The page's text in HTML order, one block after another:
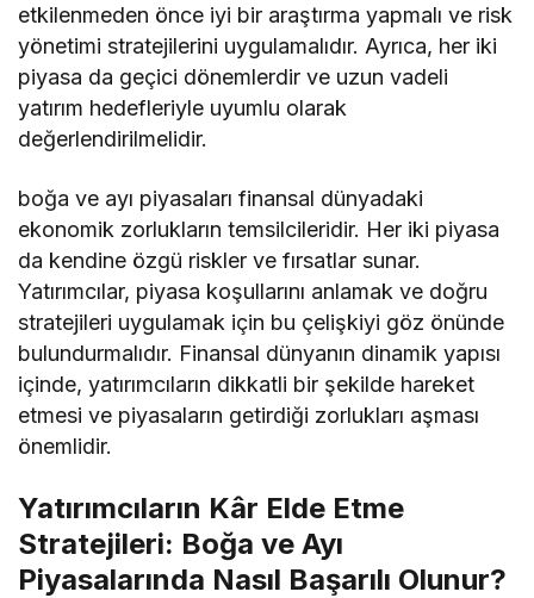
etkilenmeden önce iyi bir araştırma yapmalı ve risk
yönetimi stratejilerini uygulamalıdır. Ayrıca, her iki
piyasa da geçici dönemlerdir ve uzun vadeli
yatırım hedefleriyle uyumlu olarak
değerlendirilmelidir.
boğa ve ayı piyasaları finansal dünyadaki
ekonomik zorlukların temsilcileridir. Her iki piyasa
da kendine özgü riskler ve fırsatlar sunar.
Yatırımcılar, piyasa koşullarını anlamak ve doğru
stratejileri uygulamak için bu çelişkiyi göz önünde
bulundurmalıdır. Finansal dünyanın dinamik yapısı
içinde, yatırımcıların dikkatli bir şekilde hareket
etmesi ve piyasaların getirdiği zorlukları aşması
önemlidir.
Yatırımcıların Kâr Elde Etme
Stratejileri: Boğa ve Ayı
Piyasalarında Nasıl Başarılı Olunur?